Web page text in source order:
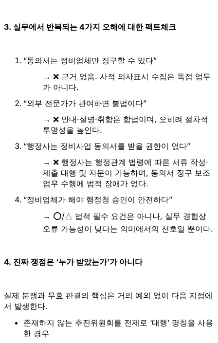
3. 실무에서 반복되는 4가지 오해에 대한 팩트체크
“동의서는 정비업체만 징구할 수 있다”
→ ❌ 근거 없음. 사적 의사표시 수집은 독점 업무
가 아니다.
“외부 전문가가 관여하면 불법이다”
→ ❌ 안내·설명·취합은 합법이며, 오히려 절차적
투명성을 높인다.
“행정사는 정비사업 동의서를 받을 권한이 없다”
→ ❌ 행정사는 행정관계 법령에 따른 서류 작성·
제출 대행 및 자문이 가능하며, 동의서 징구 보조
업무 수행에 법적 장애가 없다.
“정비업체가 해야 행정청 승인이 안전하다”
→ ⭕/△ 법적 필수 요건은 아니나, 실무 경험상
오류 가능성이 낮다는 의미에서의 선호일 뿐이다.
4. 진짜 쟁점은 ‘누가 받았는가’가 아니다
실제 분쟁과 무효 판결의 핵심은 거의 예외 없이 다음 지점에
서 발생한다.
존재하지 않는 추진위원회를 전제로 ‘대행’ 명칭을 사용
한 경우